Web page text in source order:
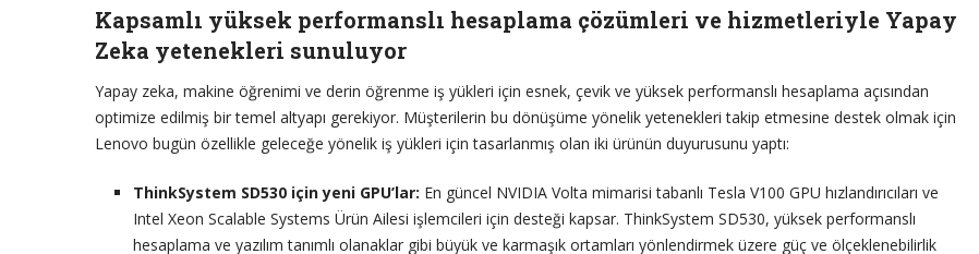
Kapsamlı yüksek performanslı hesaplama çözümleri ve hizmetleriyle Yapay
Zeka yetenekleri sunuluyor
Yapay zeka, makine öğrenimi ve derin öğrenme iş yükleri için esnek, çevik ve yüksek performanslı hesaplama açısından
optimize edilmiş bir temel altyapı gerekiyor. Müşterilerin bu dönüşüme yönelik yetenekleri takip etmesine destek olmak için
Lenovo bugün özellikle geleceğe yönelik iş yükleri için tasarlanmış olan iki ürünün duyurusunu yaptı:
ThinkSystem SD530 için yeni GPU’lar: En güncel NVIDIA Volta mimarisi tabanlı Tesla V100 GPU hızlandırıcıları ve
Intel Xeon Scalable Systems Ürün Ailesi işlemcileri için desteği kapsar. ThinkSystem SD530, yüksek performanslı
hesaplama ve yazılım tanımlı olanaklar gibi büyük ve karmaşık ortamları yönlendirmek üzere güç ve ölçeklenebilirlik